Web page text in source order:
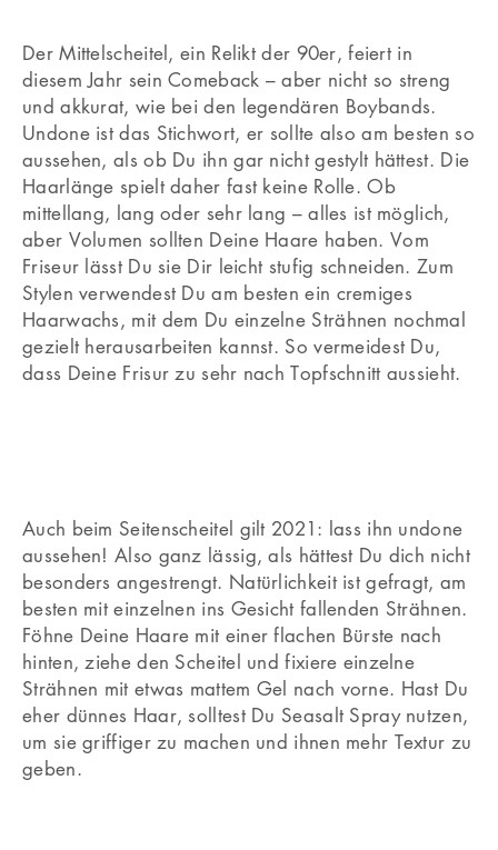
Der Mittelscheitel, ein Relikt der 90er, feiert in
diesem Jahr sein Comeback – aber nicht so streng
und akkurat, wie bei den legendären Boybands.
Undone ist das Stichwort, er sollte also am besten so
aussehen, als ob Du ihn gar nicht gestylt hättest. Die
Haarlänge spielt daher fast keine Rolle. Ob
mittellang, lang oder sehr lang – alles ist möglich,
aber Volumen sollten Deine Haare haben. Vom
Friseur lässt Du sie Dir leicht stufig schneiden. Zum
Stylen verwendest Du am besten ein cremiges
Haarwachs, mit dem Du einzelne Strähnen nochmal
gezielt herausarbeiten kannst. So vermeidest Du,
dass Deine Frisur zu sehr nach Topfschnitt aussieht.
Auch beim Seitenscheitel gilt 2021: lass ihn undone
aussehen! Also ganz lässig, als hättest Du dich nicht
besonders angestrengt. Natürlichkeit ist gefragt, am
besten mit einzelnen ins Gesicht fallenden Strähnen.
Föhne Deine Haare mit einer flachen Bürste nach
hinten, ziehe den Scheitel und fixiere einzelne
Strähnen mit etwas mattem Gel nach vorne. Hast Du
eher dünnes Haar, solltest Du Seasalt Spray nutzen,
um sie griffiger zu machen und ihnen mehr Textur zu
geben.